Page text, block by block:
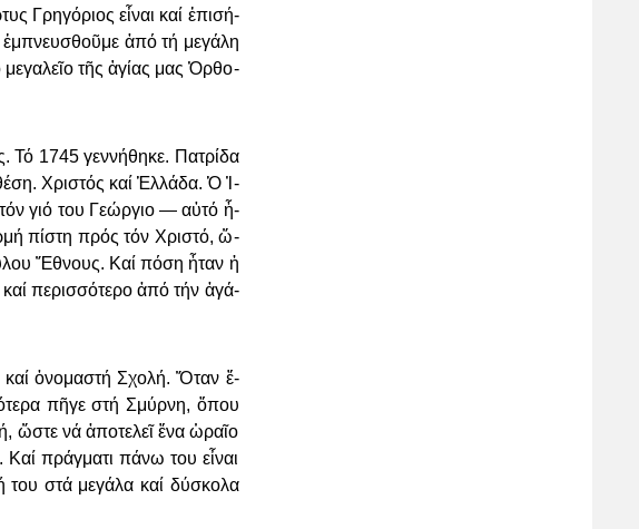
Γρη­γό­ριος εἶ­ναι καί ἐ­πι­σή­
ἐμ­πνευ­σθοῦ­με ἀ­πό τή με­γά­λη
με­γα­λεῖ­ο τῆς ἁ­γί­ας μας Ὀρ­θο­
Τό 1745 γεν­νή­θη­κε. Πα­τρί­δα
Χρι­στός καί Ἑλ­λά­δα. Ὁ Ἰ­
γιό του Γε­ώρ­γιο — αὐ­τό ἦ­
πί­στη πρός τόν Χριστό, ὥ­
Ἔ­θνους. Καί πό­ση ἦ­ταν ἡ
καί πε­ρισ­σό­τε­ρο ἀ­πό τήν ἀ­γά­
καί ὀ­νο­μα­στή Σχο­λή. Ὅ­ταν ἔ­
πῆ­γε στή Σμύρ­νη, ὅ­που
ὥ­στε νά ἀ­πο­τε­λεῖ ἕ­να ὡ­ραῖ­ο
πράγ­μα­τι πά­νω του εἶ­ναι
του στά με­γά­λα καί δύ­σκο­λα